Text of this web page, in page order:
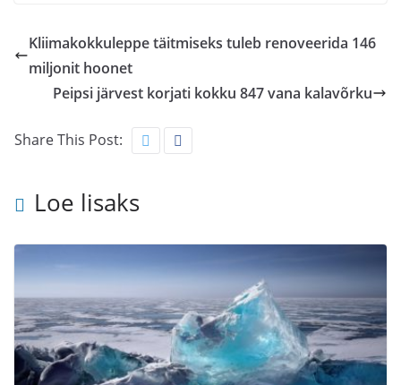
Kliimakokkuleppe täitmiseks tuleb renoveerida 146
miljonit hoonet
Peipsi järvest korjati kokku 847 vana kalavõrku
Share This Post:
Loe lisaks